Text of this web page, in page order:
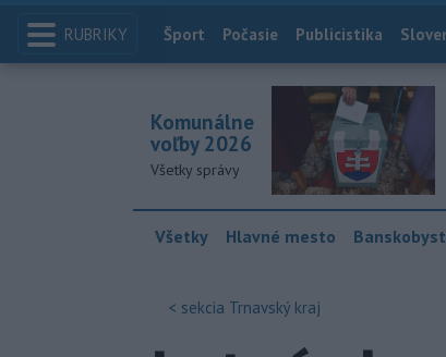
RUBRIKY Index
Šport Počasie Publicistika
Komunálne
voľby 2026
Všetky správy
Všetky Hlavné mesto
< sekcia Trnavský kraj